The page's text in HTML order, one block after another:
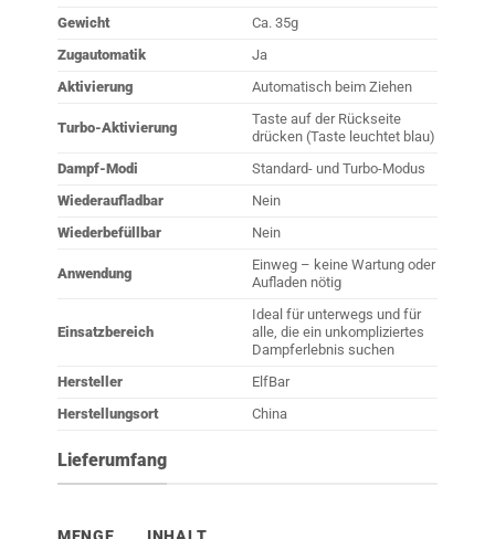
Gewicht
Ca. 35g
Zugautomatik
Ja
Aktivierung
Automatisch beim Ziehen
Turbo-Aktivierung
Taste auf der Rückseite
drücken (Taste leuchtet blau)
Dampf-Modi
Standard- und Turbo-Modus
Wiederaufladbar
Nein
Wiederbefüllbar
Nein
Anwendung
Einweg – keine Wartung oder
Aufladen nötig
Einsatzbereich
Ideal für unterwegs und für
alle, die ein unkompliziertes
Dampferlebnis suchen
Hersteller
ElfBar
Herstellungsort
China
Lieferumfang